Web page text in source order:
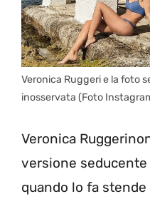
Veronica Ruggeri e la foto
inosservata (Foto
Veronica
versione
quando lo fa